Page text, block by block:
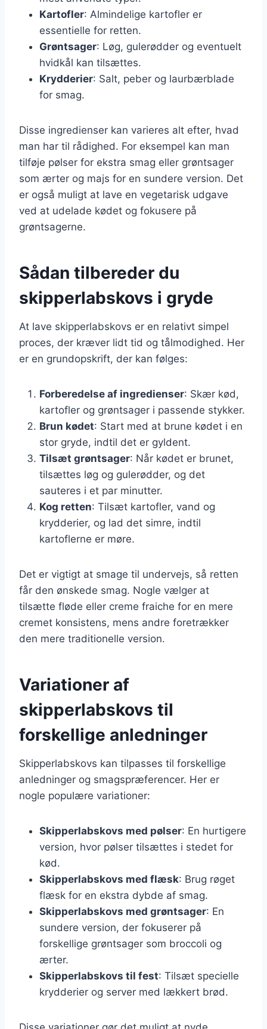
Kartofler: Almindelige kartofler er
essentielle for retten.
Grøntsager: Løg, gulerødder og eventuelt
hvidkål kan tilsættes.
Krydderier: Salt, peber og laurbærblade
for smag.
Disse ingredienser kan varieres alt efter, hvad
man har til rådighed. For eksempel kan man
tilføje pølser for ekstra smag eller grøntsager
som ærter og majs for en sundere version. Det
er også muligt at lave en vegetarisk udgave
ved at udelade kødet og fokusere på
grøntsagerne.
Sådan tilbereder du
skipperlabskovs i gryde
At lave skipperlabskovs er en relativt simpel
proces, der kræver lidt tid og tålmodighed. Her
er en grundopskrift, der kan følges:
Forberedelse af ingredienser: Skær kød,
kartofler og grøntsager i passende stykker.
Brun kødet: Start med at brune kødet i en
stor gryde, indtil det er gyldent.
Tilsæt grøntsager: Når kødet er brunet,
tilsættes løg og gulerødder, og det
sauteres i et par minutter.
Kog retten: Tilsæt kartofler, vand og
krydderier, og lad det simre, indtil
kartoflerne er møre.
Det er vigtigt at smage til undervejs, så retten
får den ønskede smag. Nogle vælger at
tilsætte fløde eller creme fraiche for en mere
cremet konsistens, mens andre foretrækker
den mere traditionelle version.
Variationer af
skipperlabskovs til
forskellige anledninger
Skipperlabskovs kan tilpasses til forskellige
anledninger og smagspræferencer. Her er
nogle populære variationer:
Skipperlabskovs med pølser: En hurtigere
version, hvor pølser tilsættes i stedet for
kød.
Skipperlabskovs med flæsk: Brug røget
flæsk for en ekstra dybde af smag.
Skipperlabskovs med grøntsager: En
sundere version, der fokuserer på
forskellige grøntsager som broccoli og
ærter.
Skipperlabskovs til fest: Tilsæt specielle
krydderier og server med lækkert brød.